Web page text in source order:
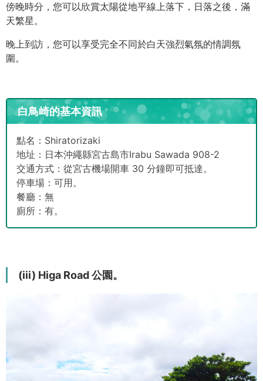
傍晚時分，您可以欣賞太陽從地平線上落下，日落之後，滿
天繁星。
晚上到訪，您可以享受完全不同於白天強烈氣氛的情調氛
圍。
白鳥崎的基本資訊
點名：Shiratorizaki
地址：日本沖繩縣宮古島市Irabu Sawada 908-2
交通方式：從宮古機場開車 30 分鐘即可抵達。
停車場：可用。
餐廳：無
廁所：有。
(iii) Higa Road 公園。